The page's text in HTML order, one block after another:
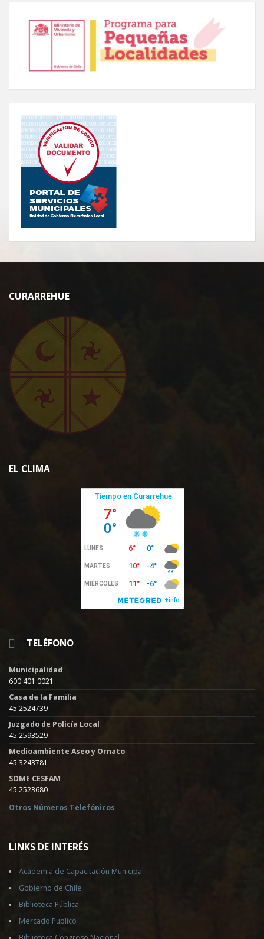
CURARREHUE
EL CLIMA
TELÉFONO
Municipalidad
600 401 0021
Casa de la Familia
45 2524739
Juzgado de Policía Local
45 2593529
Medioambiente Aseo y Ornato
45 3243781
SOME CESFAM
45 2523680
Otros Números Telefónicos
LINKS DE INTERÉS
Academia de Capacitación Municipal
Gobierno de Chile
Biblioteca Pública
Mercado Publico